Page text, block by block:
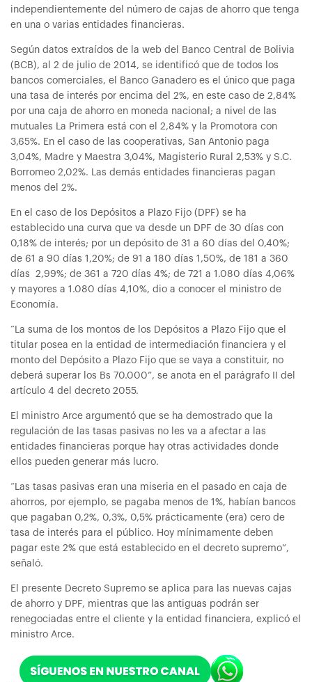
independientemente del número de cajas de ahorro que tenga
en una o varias entidades financieras.
Según datos extraídos de la web del Banco Central de Bolivia
(BCB), al 2 de julio de 2014, se identificó que de todos los
bancos comerciales, el Banco Ganadero es el único que paga
una tasa de interés por encima del 2%, en este caso de 2,84%
por una caja de ahorro en moneda nacional; a nivel de las
mutuales La Primera está con el 2,84% y la Promotora con
3,65%. En el caso de las cooperativas, San Antonio paga
3,04%, Madre y Maestra 3,04%, Magisterio Rural 2,53% y S.C.
Borromeo 2,02%. Las demás entidades financieras pagan
menos del 2%.
En el caso de los Depósitos a Plazo Fijo (DPF) se ha
establecido una curva que va desde un DPF de 30 días con
0,18% de interés; por un depósito de 31 a 60 días del 0,40%;
de 61 a 90 días 1,20%; de 91 a 180 días 1,50%, de 181 a 360
días 2,99%; de 361 a 720 días 4%; de 721 a 1.080 días 4,06%
y mayores a 1.080 días 4,10%, dio a conocer el ministro de
Economía.
“La suma de los montos de los Depósitos a Plazo Fijo que el
titular posea en la entidad de intermediación financiera y el
monto del Depósito a Plazo Fijo que se vaya a constituir, no
deberá superar los Bs 70.000”, se anota en el parágrafo II del
artículo 4 del decreto 2055.
El ministro Arce argumentó que se ha demostrado que la
regulación de las tasas pasivas no les va a afectar a las
entidades financieras porque hay otras actividades donde
ellos pueden generar más lucro.
“Las tasas pasivas eran una miseria en el pasado en caja de
ahorros, por ejemplo, se pagaba menos de 1%, habían bancos
que pagaban 0,2%, 0,3%, 0,5% prácticamente (era) cero de
tasa de interés para el público. Hoy mínimamente deben
pagar este 2% que está establecido en el decreto supremo”,
señaló.
El presente Decreto Supremo se aplica para las nuevas cajas
de ahorro y DPF, mientras que las antiguas podrán ser
renegociadas entre el cliente y la entidad financiera, explicó el
ministro Arce.